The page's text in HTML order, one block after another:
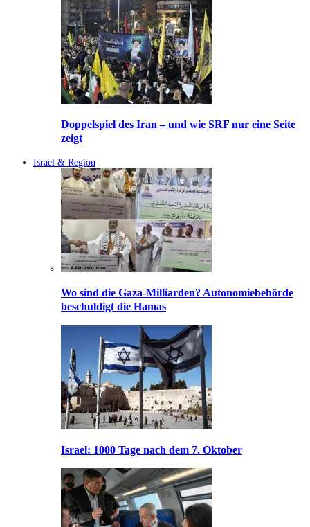
Doppelspiel des Iran – und wie SRF nur eine Seite
zeigt
Israel & Region
Wo sind die Gaza-Milliarden? Autonomiebehörde
beschuldigt die Hamas
Israel: 1000 Tage nach dem 7. Oktober